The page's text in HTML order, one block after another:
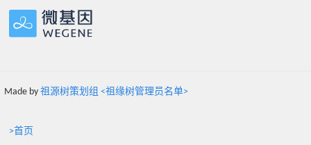
Made by 祖源树策划组 <祖缘树管理员名单>
>首页